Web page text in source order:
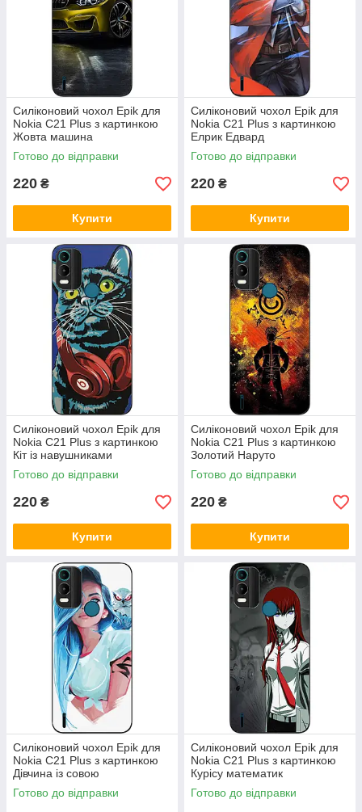
Силіконовий чохол Epik для
Nokia C21 Plus з картинкою
Жовта машина
Готово до відправки
220 ₴
Купити
Силіконовий чохол Epik для
Nokia С21 Plus з картинкою
Елрик Едвард
Готово до відправки
220 ₴
Купити
Силіконовий чохол Epik для
Nokia C21 Plus з картинкою
Кіт із навушниками
Готово до відправки
220 ₴
Купити
Силіконовий чохол Epik для
Nokia C21 Plus з картинкою
Золотий Наруто
Готово до відправки
220 ₴
Купити
Силіконовий чохол Epik для
Nokia C21 Plus з картинкою
Дівчина із совою
Готово до відправки
Силіконовий чохол Epik для
Nokia C21 Plus з картинкою
Курісу математик
Готово до відправки